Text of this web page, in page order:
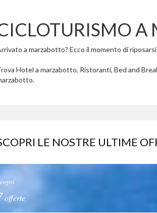
A
a marzabotto? Ecco il momento di
Hotel a marzabotto, Ristoranti, Bed and
LE NOSTRE ULTIME
offerte